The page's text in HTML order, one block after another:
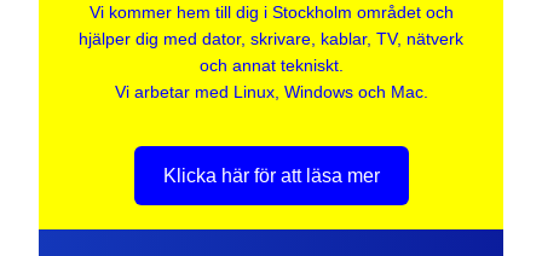
Vi kommer hem till dig i Stockholm området och
hjälper dig med dator, skrivare, kablar, TV, nätverk
och annat tekniskt.
Vi arbetar med Linux, Windows och Mac.
Klicka här för att läsa mer